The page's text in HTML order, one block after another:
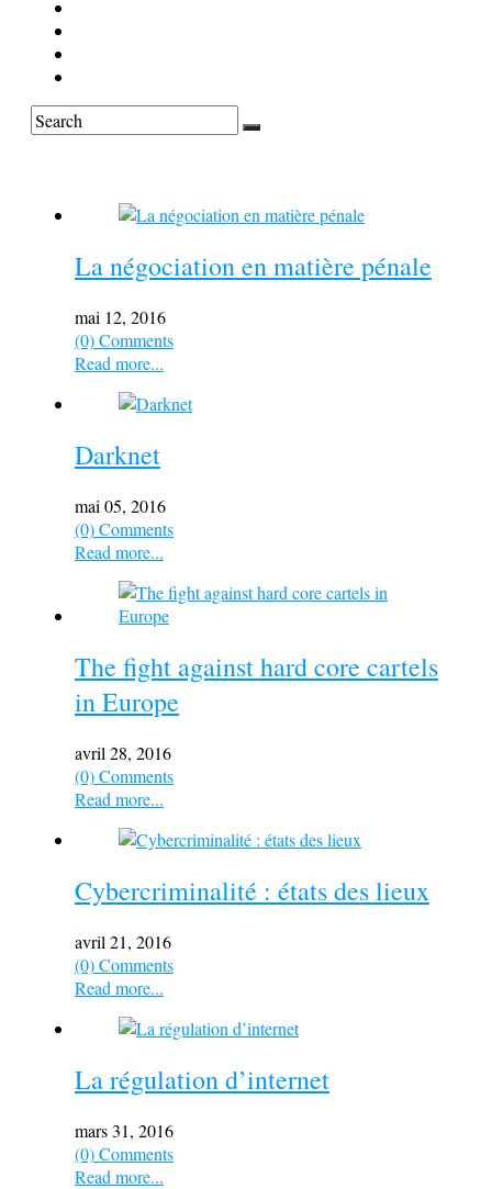
La négociation en matière pénale
mai 12, 2016
(0) Comments
Read more...
Darknet
mai 05, 2016
(0) Comments
Read more...
The fight against hard core cartels
in Europe
avril 28, 2016
(0) Comments
Read more...
Cybercriminalité : états des lieux
avril 21, 2016
(0) Comments
Read more...
La régulation d’internet
mars 31, 2016
(0) Comments
Read more...